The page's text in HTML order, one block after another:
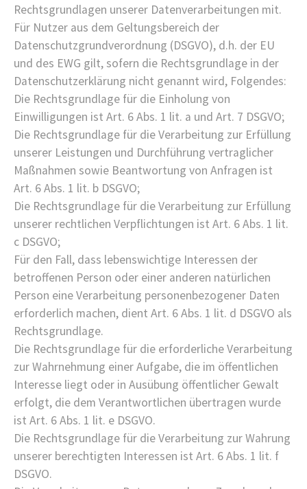
Rechtsgrundlagen unserer Datenverarbeitungen mit.
Für Nutzer aus dem Geltungsbereich der
Datenschutzgrundverordnung (DSGVO), d.h. der EU
und des EWG gilt, sofern die Rechtsgrundlage in der
Datenschutzerklärung nicht genannt wird, Folgendes:
Die Rechtsgrundlage für die Einholung von
Einwilligungen ist Art. 6 Abs. 1 lit. a und Art. 7 DSGVO;
Die Rechtsgrundlage für die Verarbeitung zur Erfüllung
unserer Leistungen und Durchführung vertraglicher
Maßnahmen sowie Beantwortung von Anfragen ist
Art. 6 Abs. 1 lit. b DSGVO;
Die Rechtsgrundlage für die Verarbeitung zur Erfüllung
unserer rechtlichen Verpflichtungen ist Art. 6 Abs. 1 lit.
c DSGVO;
Für den Fall, dass lebenswichtige Interessen der
betroffenen Person oder einer anderen natürlichen
Person eine Verarbeitung personenbezogener Daten
erforderlich machen, dient Art. 6 Abs. 1 lit. d DSGVO als
Rechtsgrundlage.
Die Rechtsgrundlage für die erforderliche Verarbeitung
zur Wahrnehmung einer Aufgabe, die im öffentlichen
Interesse liegt oder in Ausübung öffentlicher Gewalt
erfolgt, die dem Verantwortlichen übertragen wurde
ist Art. 6 Abs. 1 lit. e DSGVO.
Die Rechtsgrundlage für die Verarbeitung zur Wahrung
unserer berechtigten Interessen ist Art. 6 Abs. 1 lit. f
DSGVO.